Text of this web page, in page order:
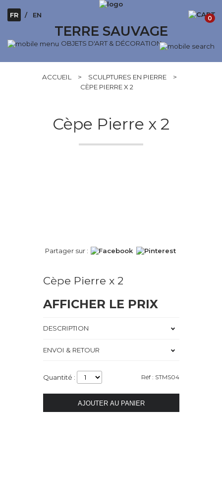
TERRE SAUVAGE
OBJETS D'ART & DÉCORATION
FR EN 0
ACCUEIL > SCULPTURES EN PIERRE
>
CÈPE PIERRE X 2
Cèpe Pierre x 2
Partager sur :
Cèpe Pierre x 2
AFFICHER LE PRIX
DESCRIPTION
ENVOI & RETOUR
Quantité : Réf : STMS04